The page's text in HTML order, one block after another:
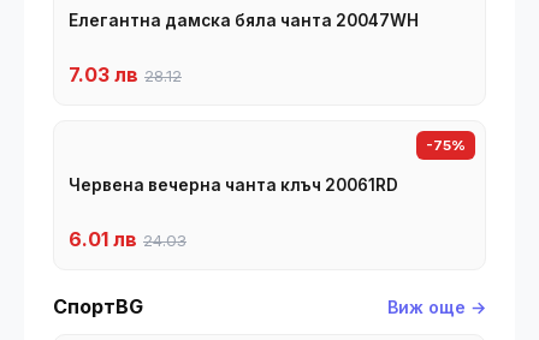
Елегантна дамска бяла чанта 20047WH
7.03 лв 28.12
-75%
Червена вечерна чанта клъч 20061RD
6.01 лв 24.03
СпортBG Виж още →